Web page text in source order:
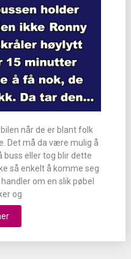
når de er blant folk
Det må da være mulig å
buss eller tog blir dette
så enkelt å komme seg
om en slik pøbel
og